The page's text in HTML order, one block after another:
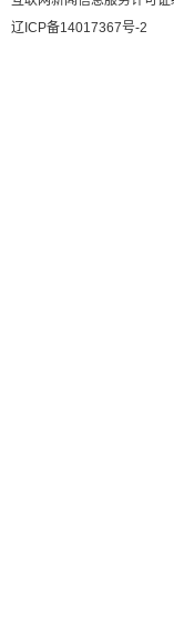
辽ICP备14017367号-2